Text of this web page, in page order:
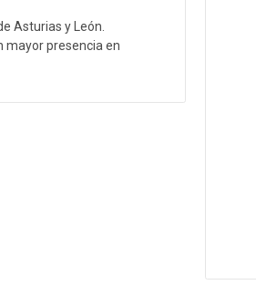
Asturias y León.
mayor presencia en